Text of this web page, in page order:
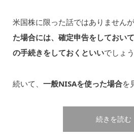
米国株に限った話ではありません
た場合には、確定申告をしておい
の手続きをしておくといいでしょう
続いて、 一般NISAを使った場合を
続きを読む